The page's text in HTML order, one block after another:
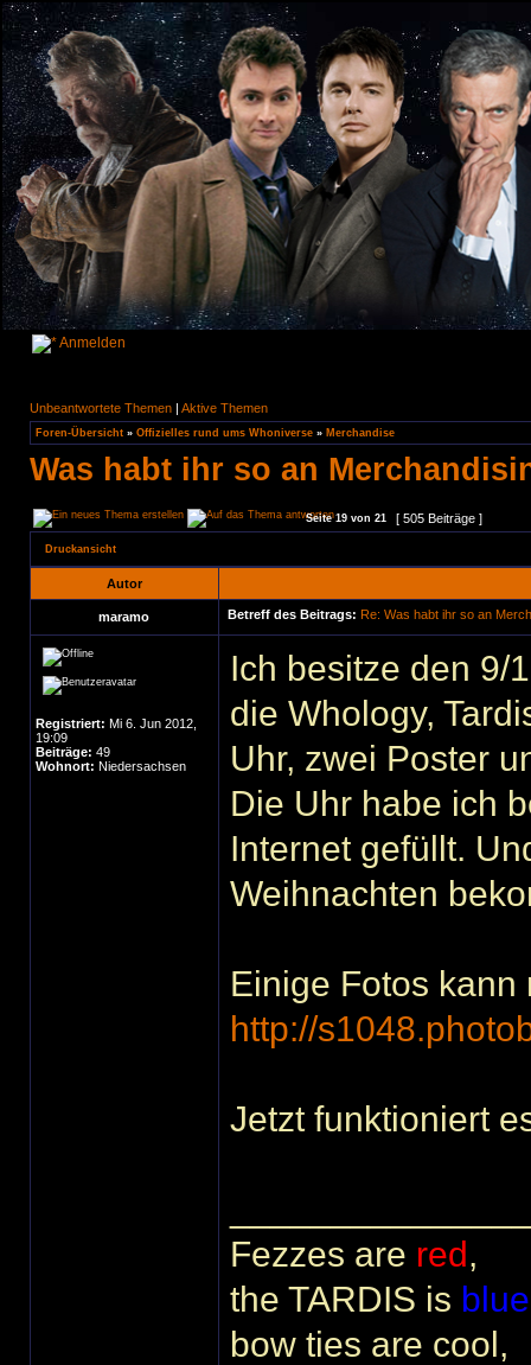
Anmelden
Unbeantwortete Themen | Aktive Themen
Foren-Übersicht » Offizielles rund ums Whoniverse » Merchandise
Was habt ihr so an
Seite19 von 21 [ 505 Beiträge ]
Druckansicht
Autor
maramo Betreff des Beitrags: Re: Was habt ihr so an
Registriert: Mi 6. Jun 2012,
19:09
Beiträge: 49
Wohnort: Niedersachsen
Ich besitze den 9/
die Whology,
Uhr, zwei Poster
Die Uhr habe ich
Internet gefüllt.
Weihnachten
Einige Fotos
http://
Jetzt funktioniert
Fezzes are red,
the TARDIS is blue
bow ties are cool,